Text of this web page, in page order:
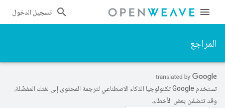
تسجيل الدخول
المراجع
تستخدم Google تكنولوجيا الذكاء الاصطناعي لترجمة المحتوى إلى لغتك المفضّلة،
وقد تتضمّن بعض الأخطاء.